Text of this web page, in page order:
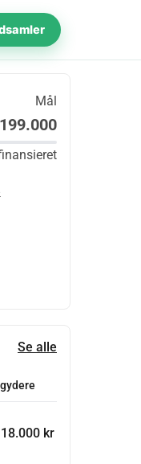
Mål
Se alle
18.000 kr